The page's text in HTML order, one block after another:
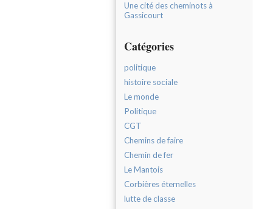
Une cité des cheminots à
Gassicourt
Catégories
politique
histoire sociale
Le monde
Politique
CGT
Chemins de faire
Chemin de fer
Le Mantois
Corbières éternelles
lutte de classe